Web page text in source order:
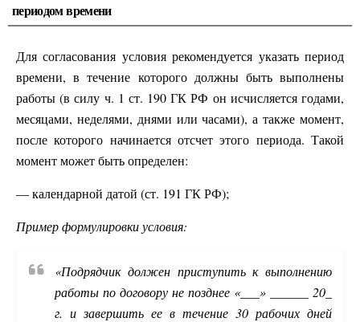
периодом времени
Для согласования условия рекомендуется указать период
времени, в течение которого должны быть выполнены
работы (в силу ч. 1 ст. 190 ГК РФ он исчисляется годами,
месяцами, неделями, днями или часами), а также момент,
после которого начинается отсчет этого периода. Такой
момент может быть определен:
— календарной датой (ст. 191 ГК РФ);
Пример формулировки условия:
«Подрядчик должен приступить к выполнению
работы по договору не позднее «___» ______ 20_
г. и завершить ее в течение 30 рабочих дней